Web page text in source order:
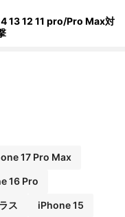
13 12 11 pro/Pro Max対
17 Pro Max
16 Pro
ス iPhone 15